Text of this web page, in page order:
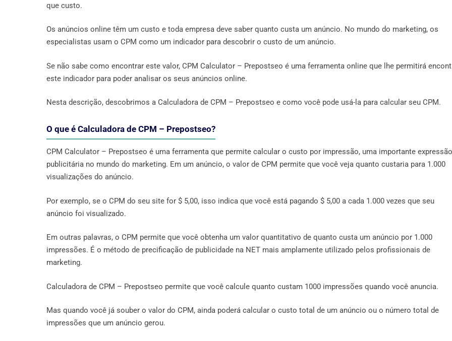
que custo.
Os anúncios online têm um custo e toda empresa deve saber quanto custa um anúncio. No mundo do marketing, os
especialistas usam o CPM como um indicador para descobrir o custo de um anúncio.
Se não sabe como encontrar este valor, CPM Calculator – Prepostseo é uma ferramenta online que lhe permitirá
este indicador para poder analisar os seus anúncios online.
Nesta descrição, descobrimos a Calculadora de CPM – Prepostseo e como você pode usá-la para calcular seu CPM.
O que é Calculadora de CPM – Prepostseo?
CPM Calculator – Prepostseo é uma ferramenta que permite calcular o custo por impressão, uma importante expressão
publicitária no mundo do marketing. Em um anúncio, o valor de CPM permite que você veja quanto custaria para 1.000
visualizações do anúncio.
Por exemplo, se o CPM do seu site for $ 5,00, isso indica que você está pagando $ 5,00 a cada 1.000 vezes que seu
anúncio foi visualizado.
Em outras palavras, o CPM permite que você obtenha um valor quantitativo de quanto custa um anúncio por 1.000
impressões. É o método de precificação de publicidade na NET mais amplamente utilizado pelos profissionais de
marketing.
Calculadora de CPM – Prepostseo permite que você calcule quanto custam 1000 impressões quando você anuncia.
Mas quando você já souber o valor do CPM, ainda poderá calcular o custo total de um anúncio ou o número total de
impressões que um anúncio gerou.